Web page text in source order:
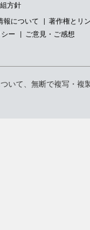
方針
報について
著作権とリ
ー
ご意見・ご感想
いて、無断で複写・